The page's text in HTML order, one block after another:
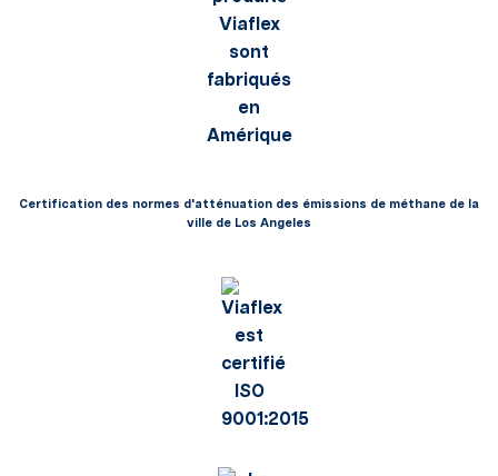
Certification des normes d'atténuation des émissions de méthane de la
ville de Los Angeles